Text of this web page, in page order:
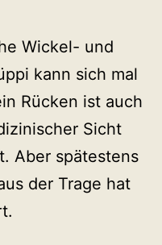
Wickel- und
kann sich mal
Rücken ist auch
Sicht
Aber spätestens
der Trage hat